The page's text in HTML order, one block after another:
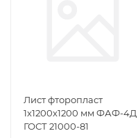
Лист фторопласт
1х1200х1200 мм ФАФ-4Д
ГОСТ 21000-81